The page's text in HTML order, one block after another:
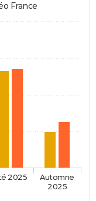
France
2025
Automne
2025